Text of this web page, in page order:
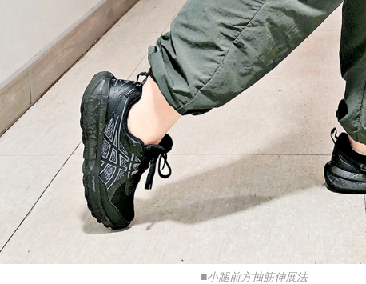
■小腿前方抽筋伸展法